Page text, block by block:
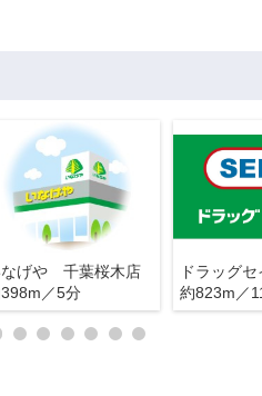
なげや 千葉桜木店
／5分
約823m／